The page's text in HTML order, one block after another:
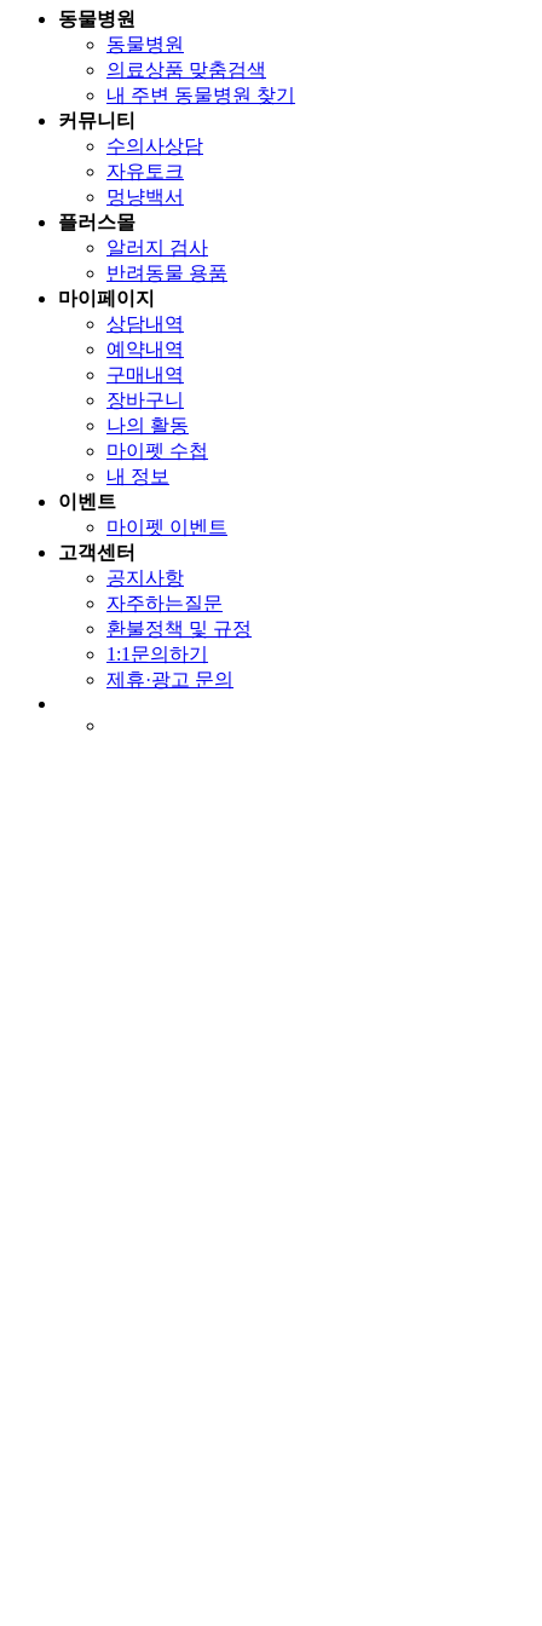
동물병원
동물병원
의료상품 맞춤검색
내 주변 동물병원 찾기
커뮤니티
수의사상담
자유토크
멍냥백서
플러스몰
알러지 검사
반려동물 용품
마이페이지
상담내역
예약내역
구매내역
장바구니
나의 활동
마이펫 수첩
내 정보
이벤트
마이펫 이벤트
고객센터
공지사항
자주하는질문
환불정책 및 규정
1:1문의하기
제휴·광고 문의